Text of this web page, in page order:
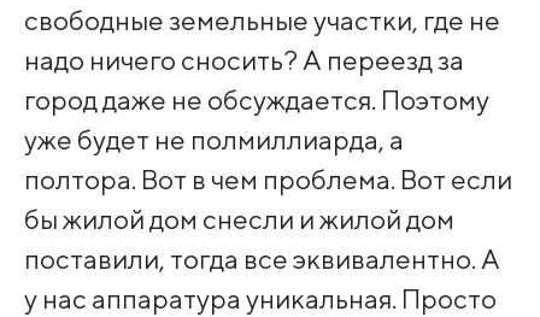
свободные земельные участки, где не
надо ничего сносить? А переезд за
город даже не обсуждается. Поэтому
уже будет не полмиллиарда, а
полтора. Вот в чем проблема. Вот если
бы жилой дом снесли и жилой дом
поставили, тогда все эквивалентно. А
у нас аппаратура уникальная. Просто